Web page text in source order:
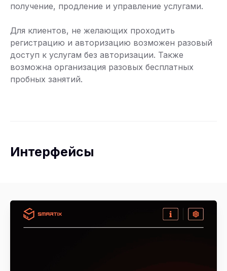
получение, продление и управление услугами.
Для клиентов, не желающих проходить
регистрацию и авторизацию возможен разовый
доступ к услугам без авторизации. Также
возможна организация разовых бесплатных
пробных занятий.
Интерфейсы